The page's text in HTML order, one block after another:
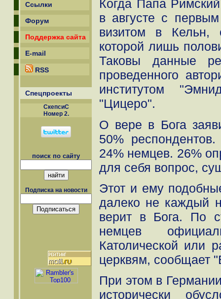
Ссылки
Форум
Поддержка сайта
E-mail
RSS
Спецпроекты
СкепсиС
Номер 2.
поиск по сайту
Подписка на новости
Когда Папа
в августе с
визитом в Кельн,
которой лишь
Таковы данные
проведенного
институтом
"Цицеро".
О вере в Бога
50%
24% немцев. 26%
для себя вопрос,
Этот и ему
далеко не каждый
верит в Бога. По
немцев
Католической или
церквям, сообщает
При этом в
исторически